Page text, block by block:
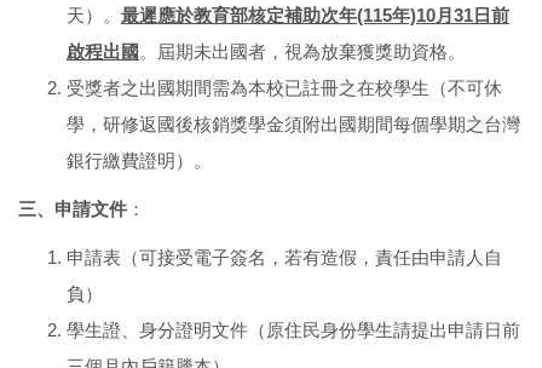
天）。 最遲應於教育部核定補助次年(115年)10月31日前
啟程出國。屆期未出國者，視為放棄獲獎助資格。
受獎者之出國期間需為本校已註冊之在校學生（不可休
學，研修返國後核銷獎學金須附出國期間每個學期之台灣
銀行繳費證明）。
三、申請文件 ：
申請表（可接受電子簽名，若有造假，責任由申請人自
負）
學生證、身分證明文件（原住民身份學生請提出申請日前